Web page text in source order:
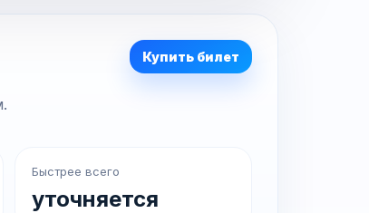
Купить билет
Быстрее всего
уточняется